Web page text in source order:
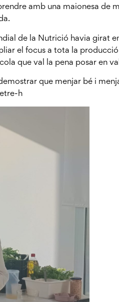
amb una maionesa de
de la Nutrició havia girat
el focus a tota la
que val la pena posar en
que menjar bé i
h